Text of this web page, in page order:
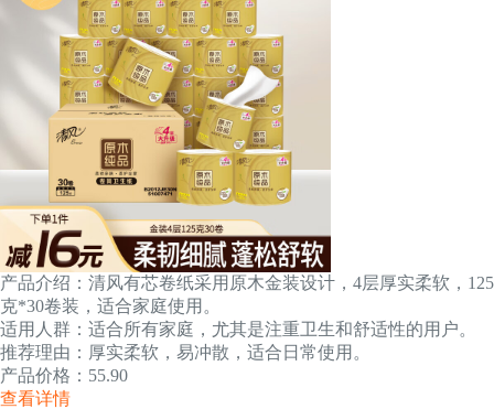
产品介绍：清风有芯卷纸采用原木金装设计，4层厚实柔软，125
克*30卷装，适合家庭使用。
适用人群：适合所有家庭，尤其是注重卫生和舒适性的用户。
推荐理由：厚实柔软，易冲散，适合日常使用。
产品价格：55.90
查看详情